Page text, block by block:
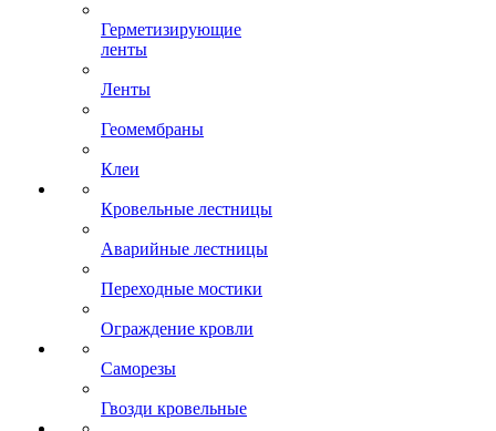
Герметизирующие
ленты
Ленты
Геомембраны
Клеи
Кровельные лестницы
Аварийные лестницы
Переходные мостики
Ограждение кровли
Саморезы
Гвозди кровельные